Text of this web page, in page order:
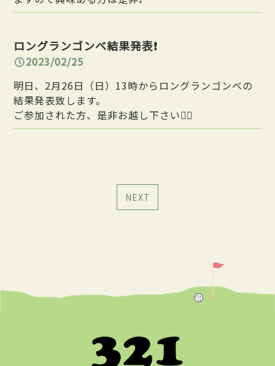
ロングランゴンベ結果発表❗️
2023/02/25
明日、2月26日（日）13時からロングランゴンベの
結果発表致します。
ご参加された方、是非お越し下さい🙇‍♂️
NEXT